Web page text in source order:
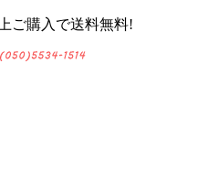
ご購入で送料無料!